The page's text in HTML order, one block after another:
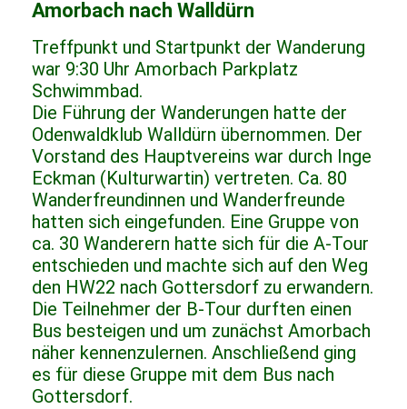
Amorbach nach Walldürn
Treffpunkt und Startpunkt der Wanderung
war 9:30 Uhr Amorbach Parkplatz
Schwimmbad.
Die Führung der Wanderungen hatte der
Odenwaldklub Walldürn übernommen. Der
Vorstand des Hauptvereins war durch Inge
Eckman (Kulturwartin) vertreten. Ca. 80
Wanderfreundinnen und Wanderfreunde
hatten sich eingefunden. Eine Gruppe von
ca. 30 Wanderern hatte sich für die A-Tour
entschieden und machte sich auf den Weg
den HW22 nach Gottersdorf zu erwandern.
Die Teilnehmer der B-Tour durften einen
Bus besteigen und um zunächst Amorbach
näher kennenzulernen. Anschließend ging
es für diese Gruppe mit dem Bus nach
Gottersdorf.